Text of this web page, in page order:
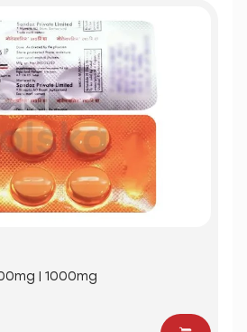
| 1000mg